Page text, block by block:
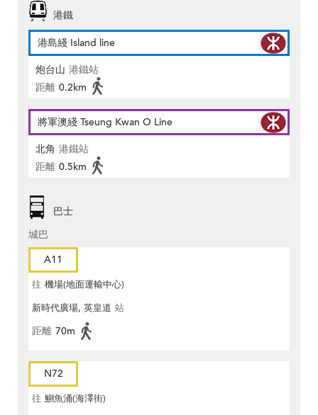
港鐵
港島綫 Island line
炮台山 港鐵站
距離 0.2km
將軍澳綫 Tseung Kwan O Line
北角 港鐵站
距離 0.5km
巴士
城巴
A11
往 機場(地面運輸中心)
新時代廣場, 英皇道 站
距離 70m
N72
往 鰂魚涌(海澤街)